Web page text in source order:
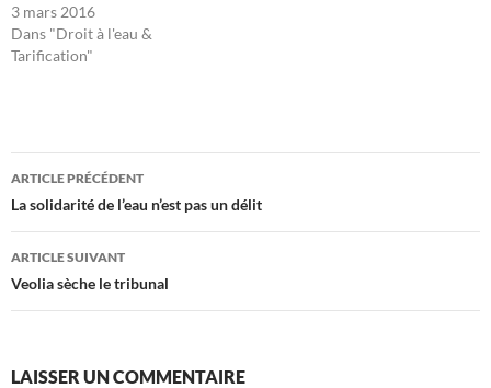
3 mars 2016
Dans "Droit à l'eau &
Tarification"
Navigation
des
articles
ARTICLE PRÉCÉDENT
La solidarité de l’eau n’est pas un délit
ARTICLE SUIVANT
Veolia sèche le tribunal
LAISSER UN COMMENTAIRE